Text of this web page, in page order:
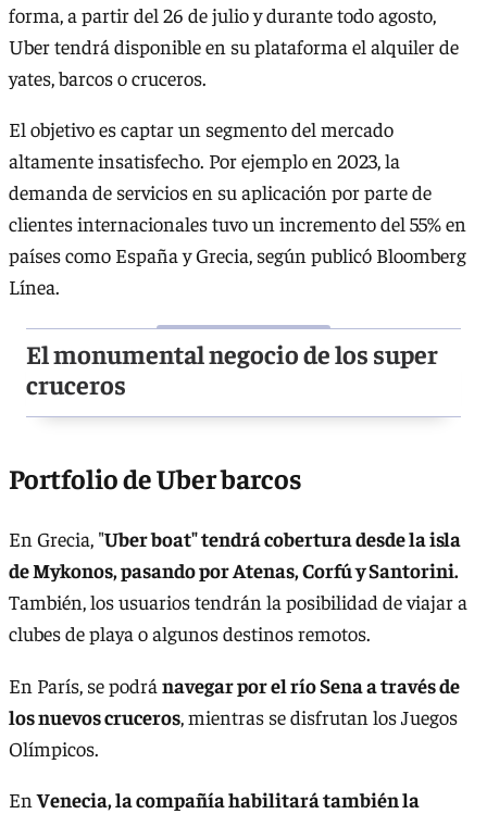
forma, a partir del 26 de julio y durante todo agosto,
Uber tendrá disponible en su plataforma el alquiler de
yates, barcos o cruceros.
El objetivo es captar un segmento del mercado
altamente insatisfecho. Por ejemplo en 2023, la
demanda de servicios en su aplicación por parte de
clientes internacionales tuvo un incremento del 55% en
países como España y Grecia, según publicó Bloomberg
Línea.
El monumental negocio de los super
cruceros
Portfolio de Uber barcos
En Grecia, "Uber boat" tendrá cobertura desde la isla
de Mykonos, pasando por Atenas, Corfú y Santorini.
También, los usuarios tendrán la posibilidad de viajar a
clubes de playa o algunos destinos remotos.
En París, se podrá navegar por el río Sena a través de
los nuevos cruceros, mientras se disfrutan los Juegos
Olímpicos.
EnVenecia, la compañía habilitará también la